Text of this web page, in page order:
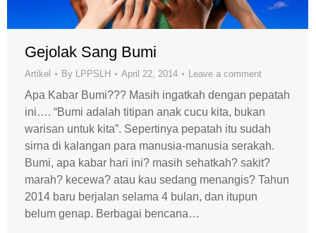
Gejolak Sang Bumi
Artikel By LPPSLH April 22, 2014 Leave a comment
Apa Kabar Bumi??? Masih ingatkah dengan pepatah
ini…. “Bumi adalah titipan anak cucu kita, bukan
warisan untuk kita”. Sepertinya pepatah itu sudah
sirna di kalangan para manusia-manusia serakah.
Bumi, apa kabar hari ini? masih sehatkah? sakit?
marah? kecewa? atau kau sedang menangis? Tahun
2014 baru berjalan selama 4 bulan, dan itupun
belum genap. Berbagai bencana…